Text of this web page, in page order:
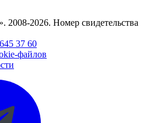
2008-2026. Номер свидетельства
37 60
файлов